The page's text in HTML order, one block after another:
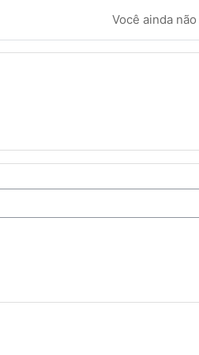
Você ainda